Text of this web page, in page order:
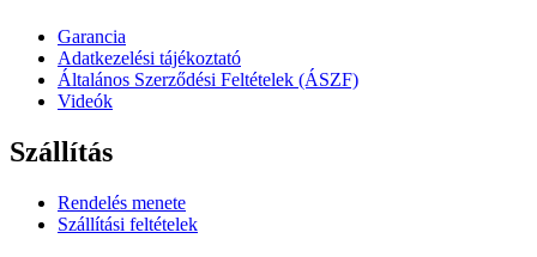
Garancia
Adatkezelési tájékoztató
Általános Szerződési Feltételek (ÁSZF)
Videók
Szállítás
Rendelés menete
Szállítási feltételek